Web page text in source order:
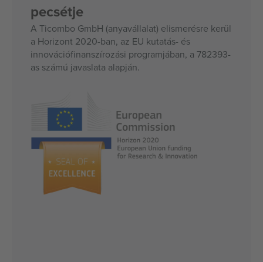
pecsétje
A Ticombo GmbH (anyavállalat) elismerésre kerül
a Horizont 2020-ban, az EU kutatás- és
innovációfinanszírozási programjában, a 782393-
as számú javaslata alapján.